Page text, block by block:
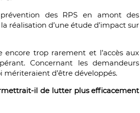
des RPS en amont des
réalisation d’une étude d’impact sur
encore trop rarement et l’accès aux
Concernant les demandeurs
mériteraient d’être développés.
il de lutter plus efficacement